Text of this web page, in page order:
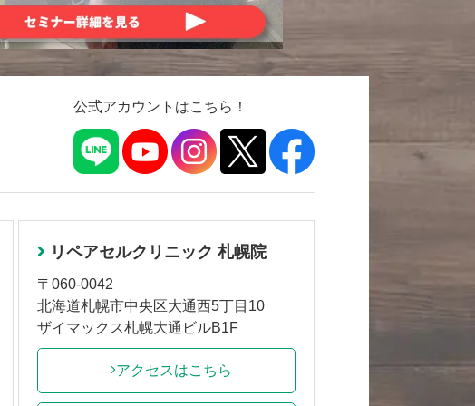
公式アカウントはこちら！
リペアセルクリニック 札幌院
〒060-0042
北海道札幌市中央区大通西5丁目10
ザイマックス札幌大通ビルB1F
アクセスはこちら